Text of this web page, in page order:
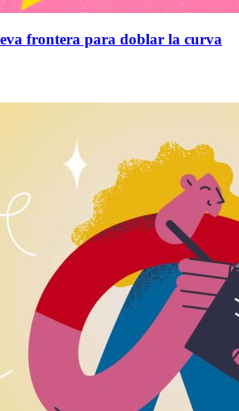
frontera para doblar la curva